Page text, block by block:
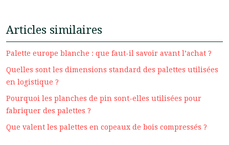
Articles similaires
Palette europe blanche : que faut-il savoir avant l’achat ?
Quelles sont les dimensions standard des palettes utilisées
en logistique ?
Pourquoi les planches de pin sont-elles utilisées pour
fabriquer des palettes ?
Que valent les palettes en copeaux de bois compressés ?